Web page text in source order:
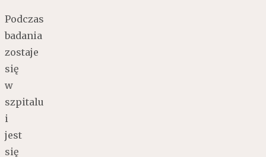
Podczas
badania
zostaje
się
w
szpitalu
i
jest
się